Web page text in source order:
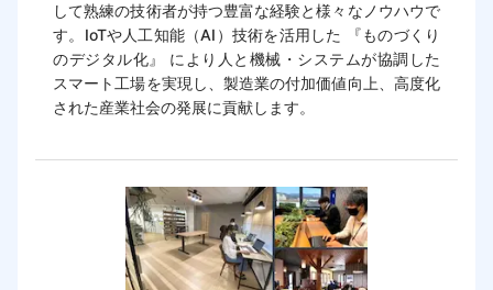
して熟練の技術者が持つ豊富な経験と様々なノウハウで
す。IoTや人工知能（AI）技術を活用した 『ものづくり
のデジタル化』 により人と機械・システムが協調した
スマート工場を実現し、製造業の付加価値向上、高度化